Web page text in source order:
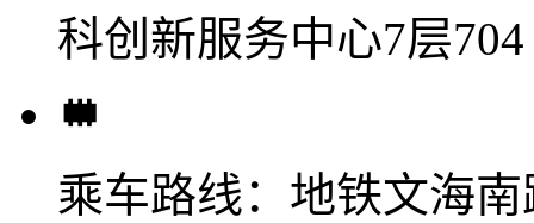
科创新服务中心7层704
乘车路线： 地铁文海